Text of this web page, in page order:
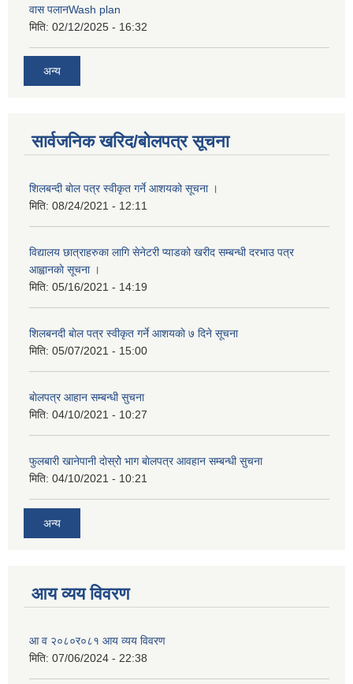
वास पलानWash plan
मिति: 02/12/2025 - 16:32
अन्य
सार्वजनिक खरिद/बोलपत्र सूचना
शिलबन्दी बाेल पत्र स्वीकृत गर्ने आशयको सूचना ।
मिति: 08/24/2021 - 12:11
विद्यालय छात्राहरुका लागि सेनेटरी प्याडको खरीद सम्बन्धी दरभाउ पत्र
आह्वानकाे सूचना ।
मिति: 05/16/2021 - 14:19
शिलबनदी बाेल पत्र स्वीकृत गर्ने आशयकाे ७ दिने सूचना
मिति: 05/07/2021 - 15:00
बाेलपत्र आहान सम्बन्धी सुचना
मिति: 04/10/2021 - 10:27
फुलबारी खानेपानी दाेस्राेे भाग बाेलपत्र आवहान सम्बन्धी सुचना
मिति: 04/10/2021 - 10:21
अन्य
आय व्यय विवरण
आ व २०८०र०८१ आय व्यय विवरण
मिति: 07/06/2024 - 22:38